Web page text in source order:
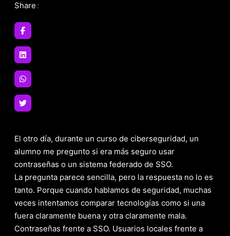
Share :
El otro día, durante un curso de ciberseguridad, un
alumno me pregunto si era más seguro usar
contraseñas o un sistema federado de SSO.
La pregunta parece sencilla, pero la respuesta no lo es
tanto. Porque cuando hablamos de seguridad, muchas
veces intentamos comparar tecnologías como si una
fuera claramente buena y otra claramente mala.
Contraseñas frente a SSO. Usuarios locales frente a